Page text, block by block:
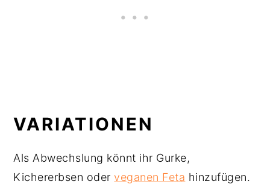
VARIATIONEN
Als Abwechslung könnt ihr Gurke,
Kichererbsen oderveganen Feta hinzufügen.